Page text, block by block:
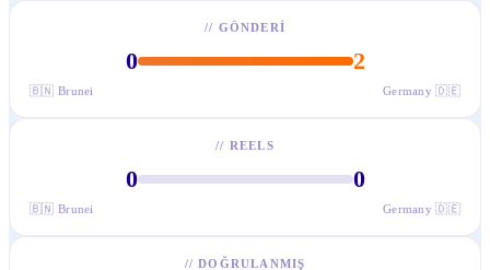
// GÖNDERI
0 2
🇧🇳 Brunei Germany 🇩🇪
// REELS
0 0
🇧🇳 Brunei Germany 🇩🇪
//DOĞRULANMIŞ